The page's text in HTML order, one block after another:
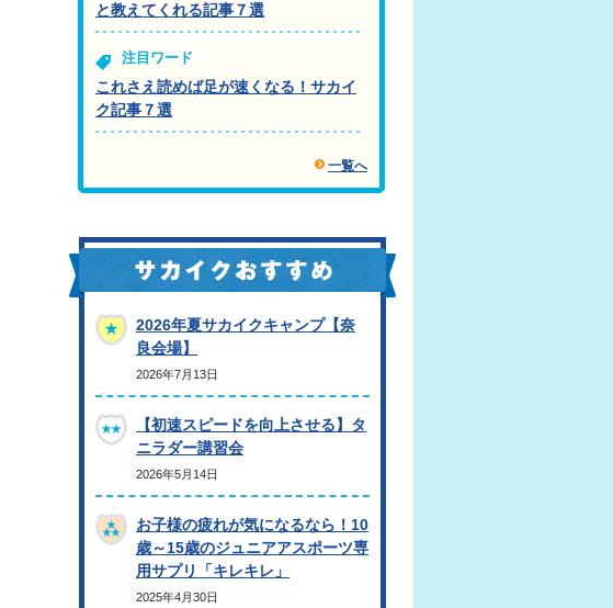
と教えてくれる記事７選
注目ワード
これさえ読めば足が速くなる！サカイ
ク記事７選
一覧へ
2026年夏サカイクキャンプ【奈
良会場】
2026年7月13日
【初速スピードを向上させる】タ
ニラダー講習会
2026年5月14日
お子様の疲れが気になるなら！10
歳～15歳のジュニアアスポーツ専
用サプリ「キレキレ」
2025年4月30日